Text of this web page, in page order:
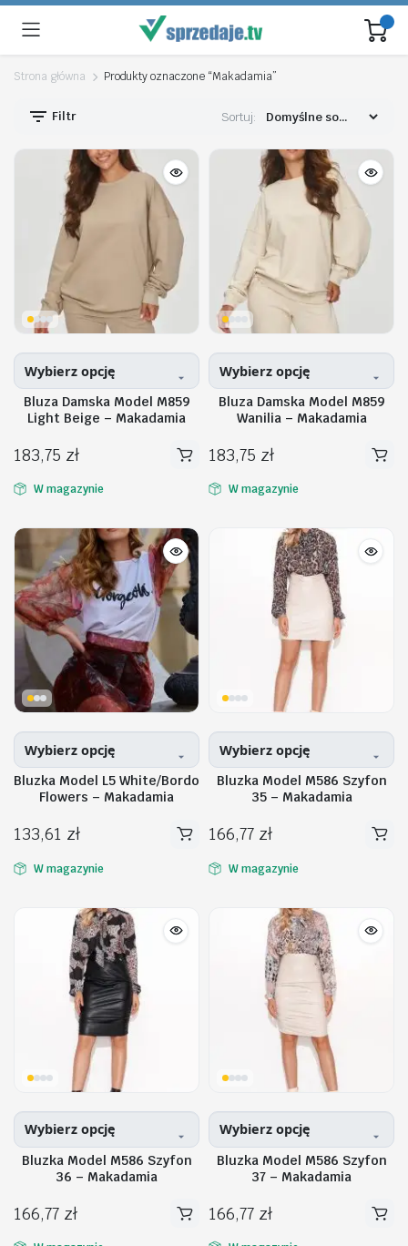
Strona główna Produkty oznaczone “Makadamia”
Filtr Sortuj:
Wybierz opcję
Bluza Damska Model M859
Light Beige – Makadamia
183,75 zł
Ten
produkt
wiele
wariantów.
Opcje
można
wybrać
na
stronie
produktu
W magazynie
Wybierz opcję
Bluza Damska Model M859
Wanilia – Makadamia
183,75 zł
Ten
produkt
wariantów.
W magazynie
Wybierz opcję
Bluzka Model L5 White/Bordo
Flowers – Makadamia
133,61 zł
Ten
produkt
wariantów.
produktu
W magazynie
Wybierz opcję
Bluzka Model M586 Szyfon
35 – Makadamia
166,77 zł
Ten
produkt
wariantów.
W magazynie
Wybierz opcję
Bluzka Model M586 Szyfon
36 – Makadamia
166,77 zł
Ten
Wybierz opcję
Bluzka Model M586 Szyfon
37 – Makadamia
166,77 zł
Ten